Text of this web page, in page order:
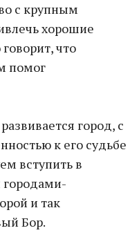
с крупным
хорошие
что
помог
город, с
к его судьбе
вступить в
городами-
и так
Бор.